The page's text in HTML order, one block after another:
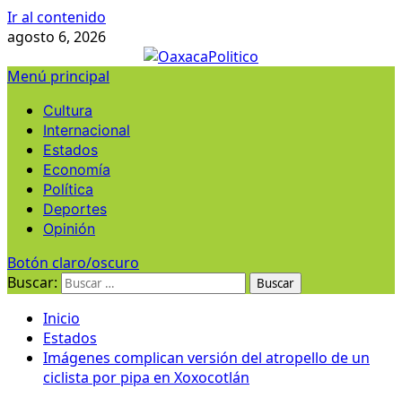
Ir al contenido
agosto 6, 2026
Menú principal
Cultura
Internacional
Estados
Economía
Política
Deportes
Opinión
Botón claro/oscuro
Buscar:
Inicio
Estados
Imágenes complican versión del atropello de un
ciclista por pipa en Xoxocotlán